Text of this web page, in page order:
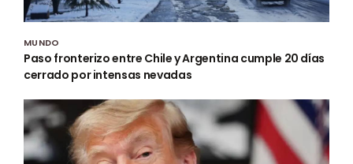
MUNDO
Paso fronterizo entre Chile y Argentina cumple 20 días
cerrado por intensas nevadas